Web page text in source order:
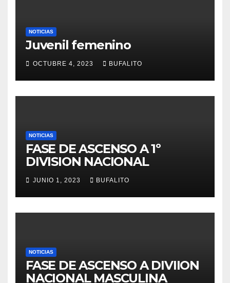
NOTICIAS
Juvenil femenino
OCTUBRE 4, 2023 BUFALITO
NOTICIAS
FASE DE ASCENSO A 1º
DIVISION NACIONAL
JUNIO 1, 2023 BUFALITO
NOTICIAS
FASE DE ASCENSO A DIVIION
NACIONAL MASCULINA